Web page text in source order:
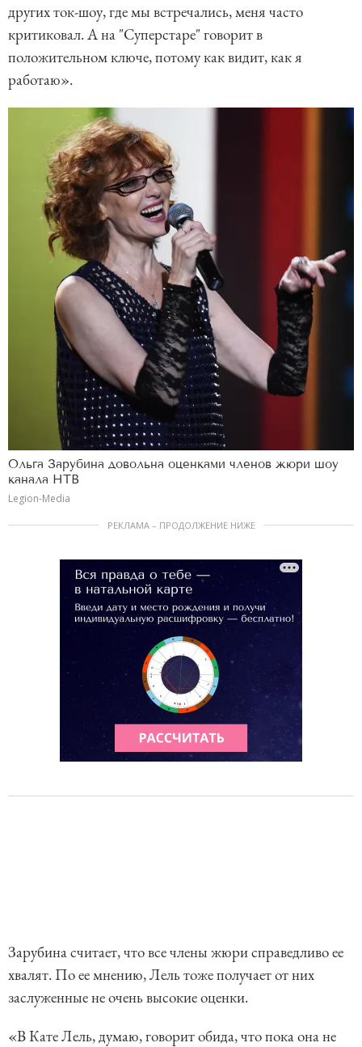
других ток-шоу, где мы встречались, меня часто
критиковал. А на "Суперстаре" говорит в
положительном ключе, потому как видит, как я
работаю».
Ольга Зарубина довольна оценками членов жюри шоу
канала НТВ
Legion-Media
РЕКЛАМА – ПРОДОЛЖЕНИЕ НИЖЕ
Зарубина считает, что все члены жюри справедливо ее
хвалят. По ее мнению, Лель тоже получает от них
заслуженные не очень высокие оценки.
«В Кате Лель, думаю, говорит обида, что пока она не